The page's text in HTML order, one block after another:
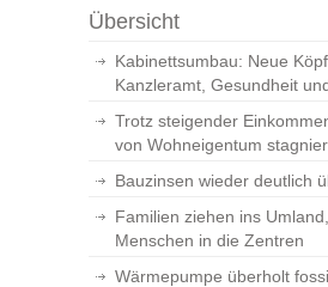
Übersicht
Kabinettsumbau: Neue
Kanzleramt, Gesundheit
Trotz steigender
von Wohneigentum
Bauzinsen wieder deutlich
Familien ziehen ins
Menschen in die Zentren
Wärmepumpe überholt